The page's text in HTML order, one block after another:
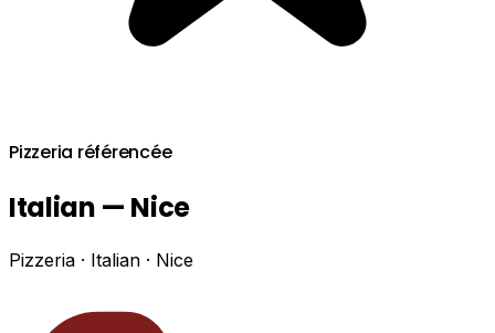
Pizzeria référencée
Italian — Nice
Pizzeria · Italian · Nice